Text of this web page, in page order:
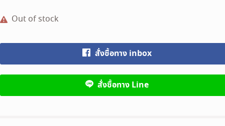
was:
is:
Out of stock
สั่งซื้อทาง inbox
สั่งซื้อทาง Line